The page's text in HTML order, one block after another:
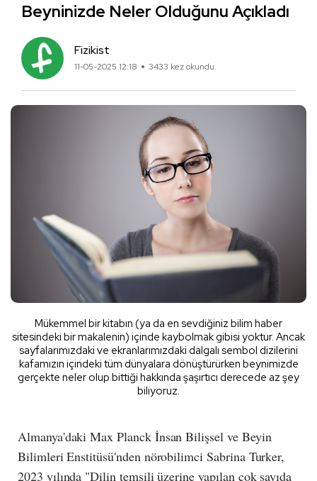
Beyninizde Neler Olduğunu Açıkladı
Fizikist
11-05-2025 12:18 3433 kez okundu.
Mükemmel bir kitabın (ya da en sevdiğiniz bilim haber
sitesindeki bir makalenin) içinde kaybolmak gibisi yoktur. Ancak
sayfalarımızdaki ve ekranlarımızdaki dalgalı sembol dizilerini
kafamızın içindeki tüm dünyalara dönüştürürken beynimizde
gerçekte neler olup bittiği hakkında şaşırtıcı derecede az şey
biliyoruz.
Almanya'daki Max Planck İnsan Bilişsel ve Beyin
Bilimleri Enstitüsü'nden nörobilimci Sabrina Turker,
2023 yılında "Dilin temsili üzerine yapılan çok sayıda